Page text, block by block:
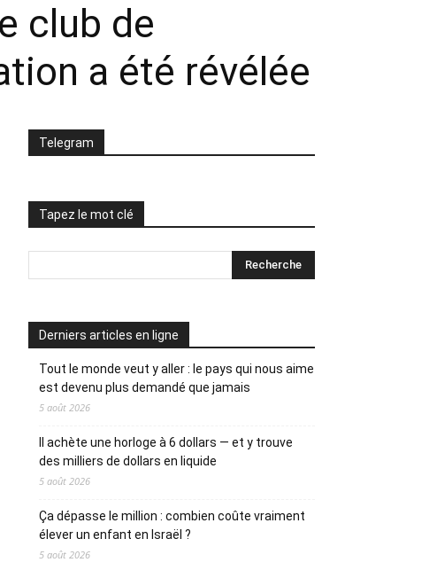
club de
a été révélée
Telegram
Tapez le mot clé
Derniers articles en ligne
Tout le monde veut y aller : le pays qui nous aime
est devenu plus demandé que jamais
5 août 2026
Il achète une horloge à 6 dollars — et y trouve
des milliers de dollars en liquide
5 août 2026
Ça dépasse le million : combien coûte vraiment
élever un enfant en Israël ?
5 août 2026